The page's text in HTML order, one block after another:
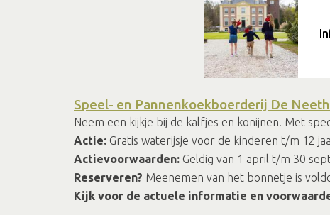
Speel- en Pannenkoekboerderij De Neeth
Neem een kijkje bij de kalfjes en konijnen. Met
Actie: Gratis waterijsje voor de kinderen t/m 12
Actievoorwaarden: Geldig van 1 april t/m 30
Reserveren? Meenemen van het bonnetje is
Kijk voor de actuele informatie en